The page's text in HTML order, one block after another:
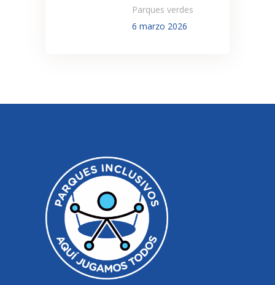
Parques verdes
6 marzo 2026